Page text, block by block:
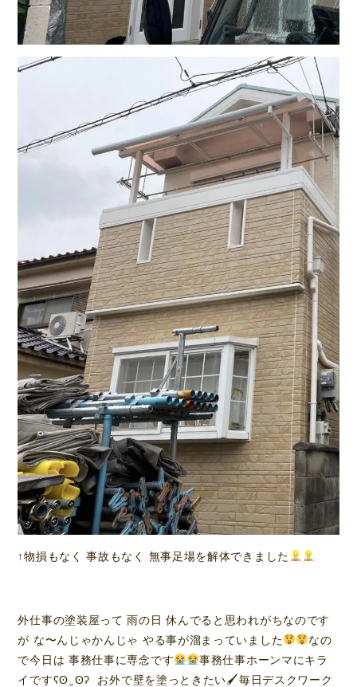
↑物損もなく 事故もなく 無事足場を解体できました
外仕事の塗装屋って 雨の日 休んでると思われがちなのです
が な〜んじゃかんじゃ やる事が溜まっていました
なの
で今日は 事務仕事に専念です
事務仕事ホーンマにキラ
イですʕʘ‿ʘʔ お外で壁を塗っときたい🖌毎日デスクワーク